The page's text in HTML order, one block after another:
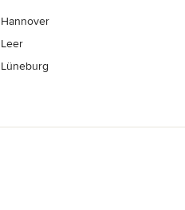
Hannover
Leer
Lüneburg